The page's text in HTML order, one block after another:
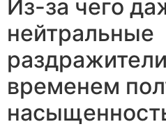
Из-за чего
нейтральные
временем